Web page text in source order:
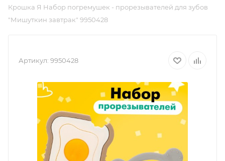
Крошка Я Набор погремушек - прорезывателей для зубов
"Мишуткин завтрак" 9950428
Артикул: 9950428